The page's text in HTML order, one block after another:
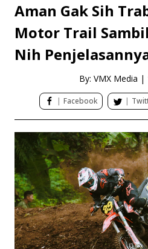
Aman Gak Sih
Motor Trail
Nih
By: VMX Media |
| Facebook |